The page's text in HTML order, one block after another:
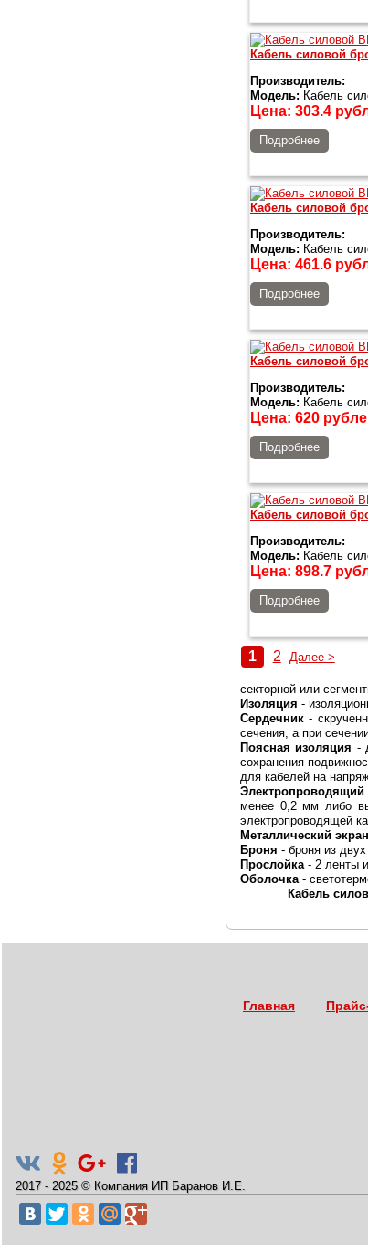
Кабель силовой
Производитель:
Модель: Кабель
Цена: 303.4
Подробнее
Кабель силовой
Производитель:
Модель: Кабель
Цена: 461.6
Подробнее
Кабель силовой
Производитель:
Модель: Кабель
Цена: 620
Подробнее
Кабель силовой
Производитель:
Модель: Кабель
Цена: 898.7
Подробнее
1 2
Далее >
секторной или
Изоляция -
Сердечник-
сечения, а при
Поясная изоляция -
сохранения
для кабелей на
Электропроводящий
менее 0,2 мм либо
электропроводящей
Металлический экран
Броня - броня из
Прослойка- 2 ленты
Оболочка-
Кабель
Главная
2017 - 2025 © Компания ИП Баранов И.Е.